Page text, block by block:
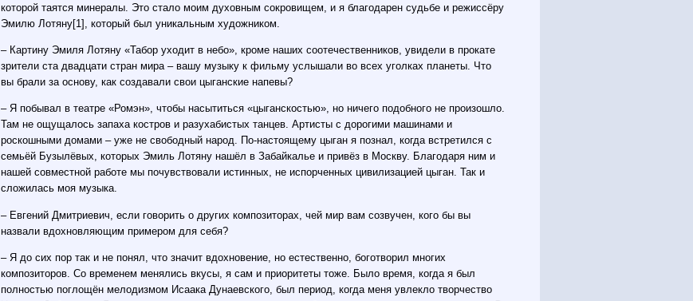
которой таятся минералы. Это стало моим духовным сокровищем, и я благодарен судьбе и режиссёру
Эмилю Лотяну[1], который был уникальным художником.
– Картину Эмиля Лотяну «Табор уходит в небо», кроме наших соотечественников, увидели в прокате
зрители ста двадцати стран мира – вашу музыку к фильму услышали во всех уголках планеты. Что
вы брали за основу, как создавали свои цыганские напевы?
– Я побывал в театре «Ромэн», чтобы насытиться «цыганскостью», но ничего подобного не произошло.
Там не ощущалось запаха костров и разухабистых танцев. Артисты с дорогими машинами и
роскошными домами – уже не свободный народ. По-настоящему цыган я познал, когда встретился с
семьёй Бузылёвых, которых Эмиль Лотяну нашёл в Забайкалье и привёз в Москву. Благодаря ним и
нашей совместной работе мы почувствовали истинных, не испорченных цивилизацией цыган. Так и
сложилась моя музыка.
– Евгений Дмитриевич, если говорить о других композиторах, чей мир вам созвучен, кого бы вы
назвали вдохновляющим примером для себя?
– Я до сих пор так и не понял, что значит вдохновение, но естественно, боготворил многих
композиторов. Со временем менялись вкусы, я сам и приоритеты тоже. Было время, когда я был
полностью поглощён мелодизмом Исаака Дунаевского, был период, когда меня увлекло творчество